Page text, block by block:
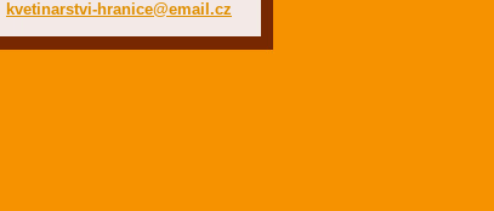
kvetinarstvi-hranice@email.cz